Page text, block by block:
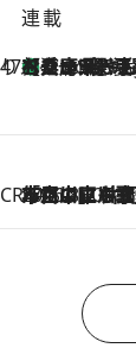
連載
47都道府県の手みやげ ひんやりス
4 Hours
【兵庫県】この夏絶対食べたい 冷やしておいしいおやつ3選
CREA'S CHOICE
2026.8.7
「立川にも歌舞伎があるんだよ」 片岡仁左衛門・